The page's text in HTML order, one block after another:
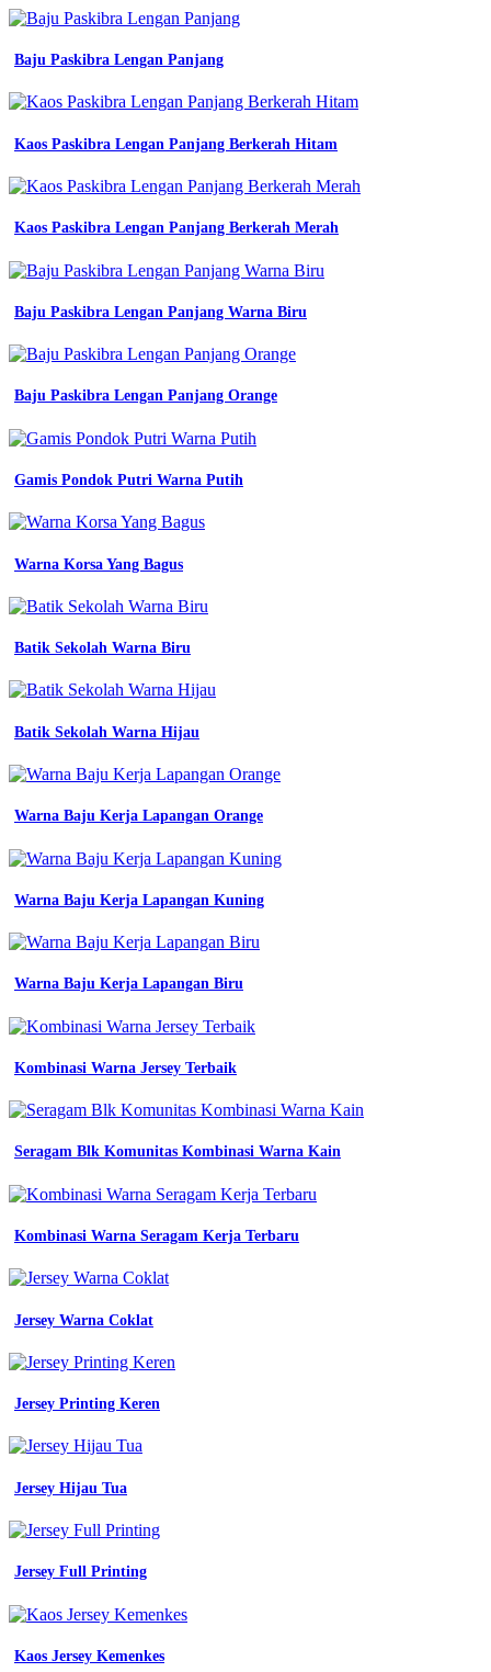
grade
milan
emas
shopee
indonesia
terate
emas
Warna
Elegan
Warna
Jersey
Emas
indonesia
jersey
lari
warna
emas
printing
Warna
esport
pdh
jersey
jersey
putih
motif
abstrak
emas
printing
jersey
jersey
warna
jersey
bikin
satuan
jersey
milan
warna
desain
code
warna
custom
Desain
Printing
Warna
Pink
seragam
smk
jurusan
tkj
warna
emas
Baju Paskibra Lengan Panjang
Kaos Paskibra Lengan Panjang Berkerah Hitam
Kaos Paskibra Lengan Panjang Berkerah Merah
Baju Paskibra Lengan Panjang Warna Biru
Baju Paskibra Lengan Panjang Orange
Gamis Pondok Putri Warna Putih
Warna Korsa Yang Bagus
Batik Sekolah Warna Biru
Batik Sekolah Warna Hijau
Warna Baju Kerja Lapangan Orange
Warna Baju Kerja Lapangan Kuning
Warna Baju Kerja Lapangan Biru
Kombinasi Warna Jersey Terbaik
Seragam Blk Komunitas Kombinasi Warna Kain
Kombinasi Warna Seragam Kerja Terbaru
Jersey Warna Coklat
Jersey Printing Keren
Jersey Hijau Tua
Jersey Full Printing
Kaos Jersey Kemenkes